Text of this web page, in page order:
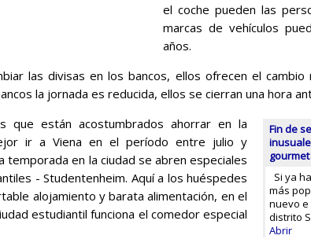
el coche pueden las
marcas de vehículos
años.
las divisas en los bancos, ellos ofrecen el
la jornada es reducida, ellos se cierran una hora
Fin de
gourmet
Si ya
más
nuevo
distrito
Abrir
que están acostumbrados ahorrar en la
ir a Viena en el período entre julio y
temporada en la ciudad se abren especiales
- Studentenheim. Aquí a los huéspedes
alojamiento y barata alimentación, en el
estudiantil funciona el comedor especial